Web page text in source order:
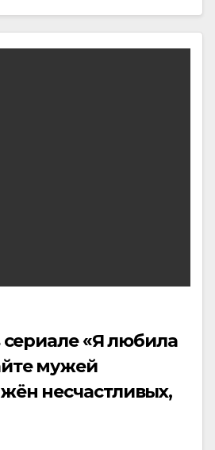
сериале «Я любила
мужей
несчастливых,